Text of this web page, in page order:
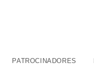
PATROCINADORES